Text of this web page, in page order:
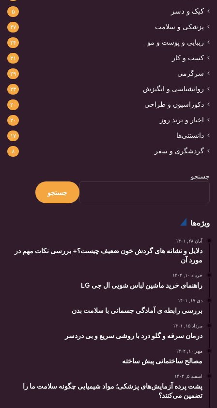
کیک و دسر ۵
پزشکی و سلامت ۴۷
زیبایی و پوست و مو ۳۴
کسب و کار ۳۱
سرگرمی ۲۹
روانشناسی و انگیزش ۲۳
دکوراسیون و طراحی ۲۰
اخبار و ترند روز ۲۰
دانستنی‌ها ۱۷
گردشگری و سفر ۸
جستجو
جستجو
ویژه‌ها
آبان ۲۸, ۱۴۰۱
دلایل و نشانه های گردش خون ضعیف چیست؟+ بررسی نکات مهم در
مورد آن
خرداد ۱۰, ۱۴۰۴
راهنمای خرید ماشین لباس شویی ال جی LG
دی ۱۷, ۱۴۰۱
بررسی رابطه ی آمادگی جسمانی با سلامت بدن
مرداد ۱۵, ۱۴۰۱
درمان سرفه و گلو درد با روشی سریع و بی دردسر
مهر ۱۰, ۱۴۰۲
مصالح ساختمانی پیش ساخته
اسفند ۵, ۱۴۰۴
پشت پرده آزمایش‌های پزشکی؛ مواد شیمیایی چگونه سلامت ما را
تضمین می‌کنند؟